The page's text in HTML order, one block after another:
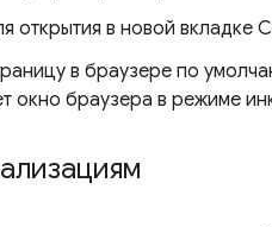
открытия в новой вкладке
в браузере по
окно браузера в режиме